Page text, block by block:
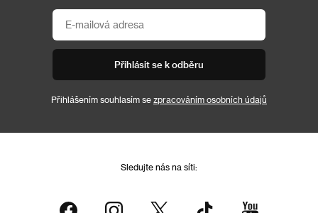
Přihlásit se k odběru
Přihlášením souhlasím se zpracováním osobních údajů
Sledujte nás na síti: